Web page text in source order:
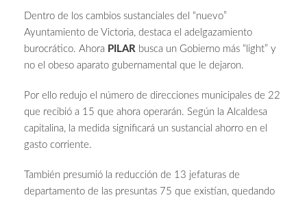
Dentro de los cambios sustanciales del “nuevo”
Ayuntamiento de Victoria, destaca el adelgazamiento
burocrático. Ahora PILAR busca un Gobierno más “light” y
no el obeso aparato gubernamental que le dejaron.
Por ello redujo el número de direcciones municipales de 22
que recibió a 15 que ahora operarán. Según la Alcaldesa
capitalina, la medida significará un sustancial ahorro en el
gasto corriente.
También presumió la reducción de 13 jefaturas de
departamento de las presuntas 75 que existían, quedando